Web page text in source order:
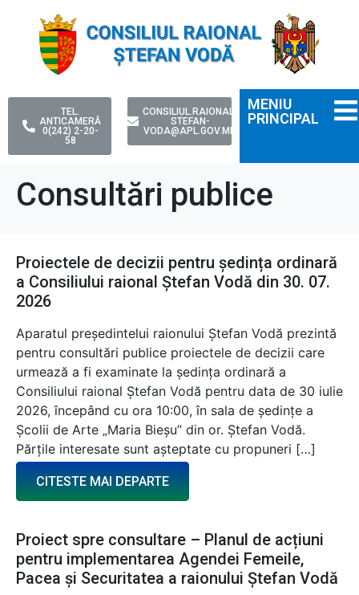
TEL.
ANTICAMERĂ
0(242) 2-20-
58
CONSILIUL.RAIONAL-
STEFAN-
VODA@APL.GOV.MD
MENIU
PRINCIPAL
Consultări publice
Proiectele de decizii pentru ședința ordinară
a Consiliului raional Ștefan Vodă din 30. 07.
2026
Aparatul președintelui raionului Ștefan Vodă prezintă
pentru consultări publice proiectele de decizii care
urmează a fi examinate la ședința ordinară a
Consiliului raional Ștefan Vodă pentru data de 30 iulie
2026, începând cu ora 10:00, în sala de ședințe a
Școlii de Arte „Maria Bieșu” din or. Ștefan Vodă.
Părțile interesate sunt așteptate cu propuneri […]
CITESTE MAI DEPARTE
Proiect spre consultare – Planul de acțiuni
pentru implementarea Agendei Femeile,
Pacea și Securitatea a raionului Ștefan Vodă